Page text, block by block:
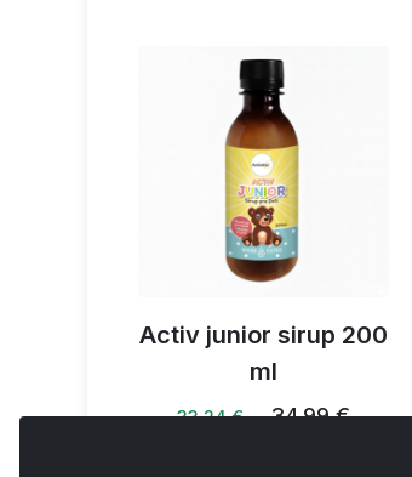
Activ junior sirup 200
ml
33,24 € …34,99 €